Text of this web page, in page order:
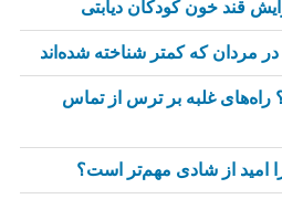
قند خون کودکان دیابتی
غلبه بر ترس از تماس
امید از شادی مهم‌تر است؟